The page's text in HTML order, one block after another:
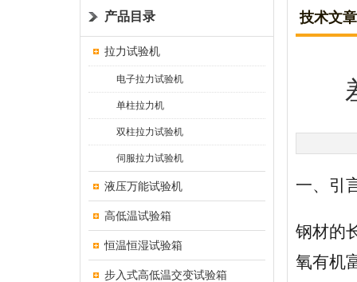
产品目录
拉力试验机
电子拉力试验机
单柱拉力机
双柱拉力试验机
伺服拉力试验机
液压万能试验机
高低温试验箱
恒温恒湿试验箱
步入式高低温交变试验箱
技术文章
一、引
钢材的
氧有机